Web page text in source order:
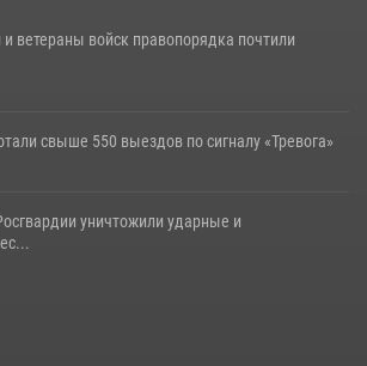
ветераны войск правопорядка почтили
свыше 550 выездов по сигналу «Тревога»
уничтожили ударные и